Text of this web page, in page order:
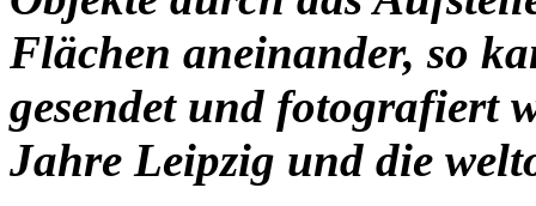
Flächen aneinander, so
gesendet und fotografiert
Jahre Leipzig und die